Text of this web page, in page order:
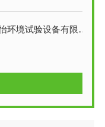
境试验设备有限公司